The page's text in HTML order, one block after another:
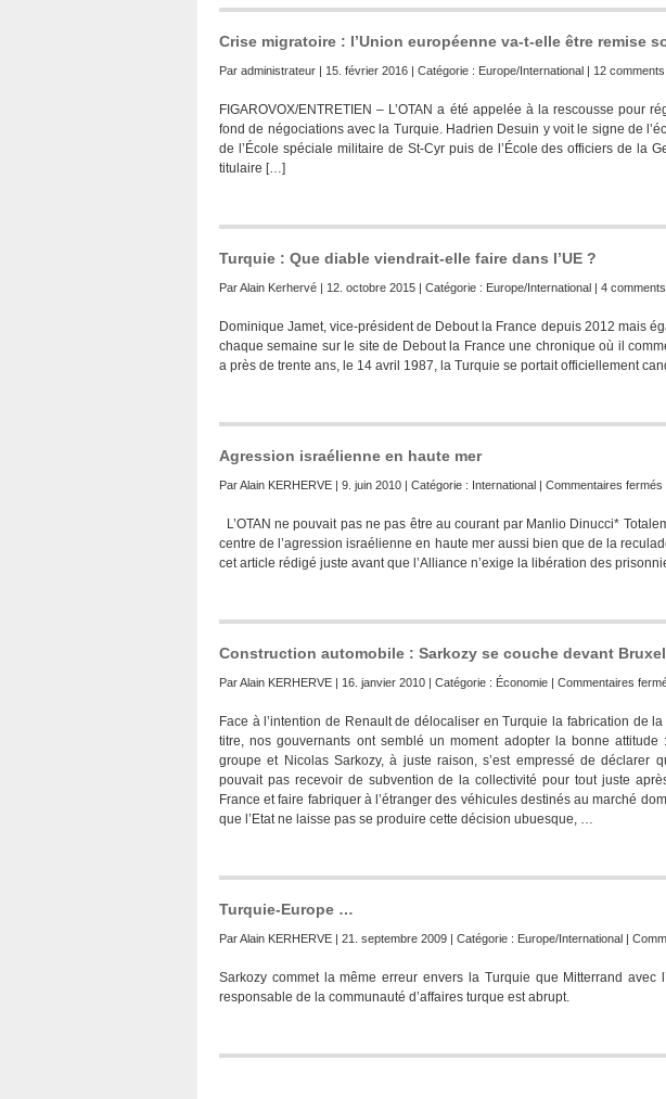
Crise migratoire : l’Union européenne va-t-elle être remise
Par administrateur | 15. février 2016 | Catégorie : Europe/International | 12 comments
FIGAROVOX/ENTRETIEN – L’OTAN a été appelée à la rescousse pour
fond de négociations avec la Turquie. Hadrien Desuin y voit le signe de
de l’École spéciale militaire de St-Cyr puis de l’École des officiers de la
titulaire […]
Turquie : Que diable viendrait-elle faire dans l’UE ?
ParAlain Kerhervé | 12. octobre 2015 | Catégorie : Europe/International | 4 comments
Dominique Jamet, vice-président de Debout la France depuis 2012 mais
chaque semaine sur le site de Debout la France une chronique où il
a près de trente ans, le 14 avril 1987, la Turquie se portait officiellement
Agression israélienne en haute mer
ParAlain KERHERVE | 9. juin 2010 | Catégorie : International | Commentaires fermés
L’OTAN ne pouvait pas ne pas être au courant par Manlio Dinucci*
centre de l’agression israélienne en haute mer aussi bien que de la
cet article rédigé juste avant que l’Alliance n’exige la libération des
Construction automobile : Sarkozy se couche devant
ParAlain KERHERVE | 16. janvier 2010 | Catégorie : Économie | Commentaires
Face à l’intention de Renault de délocaliser en Turquie la fabrication de
titre, nos gouvernants ont semblé un moment adopter la bonne
groupe et Nicolas Sarkozy, à juste raison, s’est empressé de déclarer
pouvait pas recevoir de subvention de la collectivité pour tout juste
France et faire fabriquer à l’étranger des véhicules destinés au marché
que l’Etat ne laisse pas se produire cette décision ubuesque, …
Turquie-Europe …
ParAlain KERHERVE | 21. septembre 2009 | Catégorie : Europe/International |
Sarkozy commet la même erreur envers la Turquie que Mitterrand avec
responsable de la communauté d’affaires turque est abrupt.